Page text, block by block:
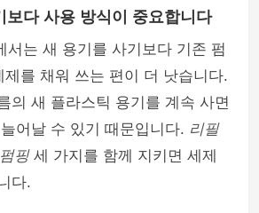
보다 사용 방식이 중요합니다
서는 새 용기를 사기보다 기존 펌
제를 채워 쓰는 편이 더 낫습니다.
의 새 플라스틱 용기를 계속 사면
어날 수 있기 때문입니다. 리필
핑세 가지를 함께 지키면 세제
다.